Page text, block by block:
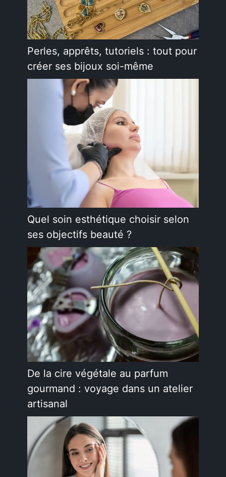
Perles, apprêts, tutoriels : tout pour
créer ses bijoux soi-même
Quel soin esthétique choisir selon
ses objectifs beauté ?
De la cire végétale au parfum
gourmand : voyage dans un atelier
artisanal